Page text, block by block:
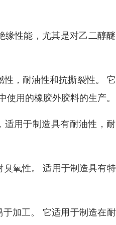
缘性能，尤其是对乙二醇
，耐油性和抗撕裂性。
用的橡胶外胶料的生产。
用于制造具有耐油性，
氧性。 适用于制造具有
加工。 它适用于制造在